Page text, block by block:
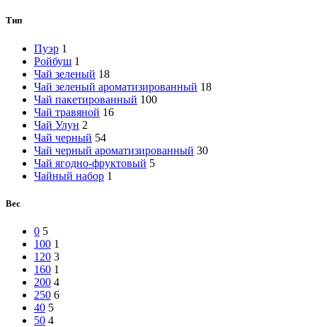
Тип
Пуэр 1
Ройбуш 1
Чай зеленый 18
Чай зеленый ароматизированный 18
Чай пакетированный 100
Чай травяной 16
Чай Улун 2
Чай черный 54
Чай черный ароматизированный 30
Чай ягодно-фруктовый 5
Чайный набор 1
Вес
0 5
100 1
120 3
160 1
200 4
250 6
40 5
50 4